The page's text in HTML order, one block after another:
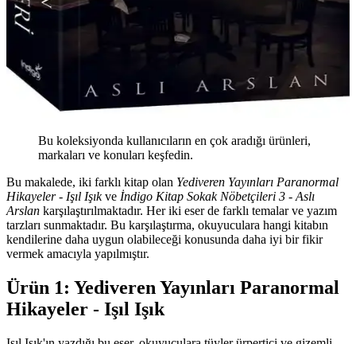
Bu koleksiyonda kullanıcıların en çok aradığı ürünleri,
markaları ve konuları keşfedin.
Bu makalede, iki farklı kitap olan Yediveren Yayınları Paranormal
Hikayeler - Işıl Işıkve İndigo Kitap Sokak Nöbetçileri 3 - Aslı
Arslan karşılaştırılmaktadır. Her iki eser de farklı temalar ve yazım
tarzları sunmaktadır. Bu karşılaştırma, okuyuculara hangi kitabın
kendilerine daha uygun olabileceği konusunda daha iyi bir fikir
vermek amacıyla yapılmıştır.
Ürün 1: Yediveren Yayınları Paranormal
Hikayeler - Işıl Işık